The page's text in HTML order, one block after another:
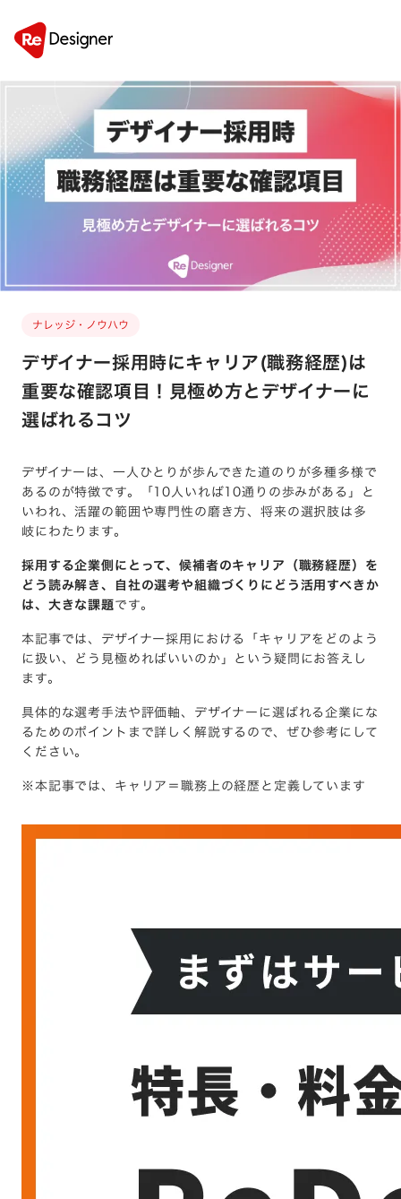
ナレッジ・ノウハウ
デザイナー採用時にキャリア(職務経歴)は
重要な確認項目！見極め方とデザイナーに
選ばれるコツ
デザイナーは、一人ひとりが歩んできた道のりが多種多様で
あるのが特徴です。「10人いれば10通りの歩みがある」と
いわれ、活躍の範囲や専門性の磨き方、将来の選択肢は多
岐にわたります。
採用する企業側にとって、候補者のキャリア（職務経歴）を
どう読み解き、自社の選考や組織づくりにどう活用すべきか
は、大きな課題です。
本記事では、デザイナー採用における「キャリアをどのよう
に扱い、どう見極めればいいのか」という疑問にお答えし
ます。
具体的な選考手法や評価軸、デザイナーに選ばれる企業にな
るためのポイントまで詳しく解説するので、ぜひ参考にして
ください。
※本記事では、キャリア＝職務上の経歴と定義しています